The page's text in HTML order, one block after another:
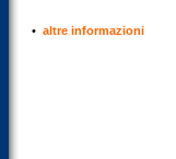
• altre informazioni